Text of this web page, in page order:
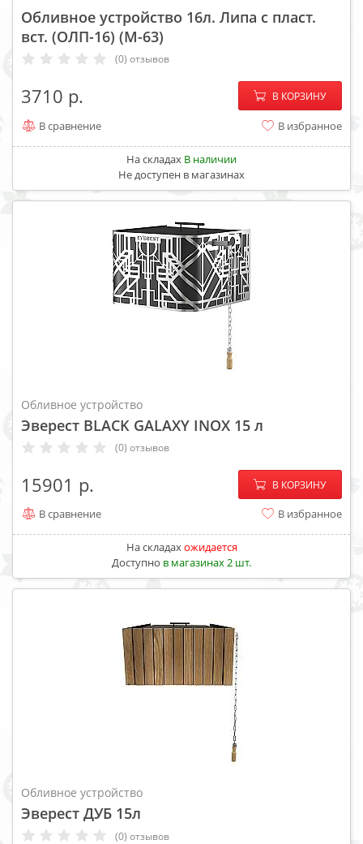
Обливное устройство 16л. Липа с пласт.
вст. (ОЛП-16) (М-63)
(0) отзывов
3710 − +
В КОРЗИНУ
В сравнение В избранное
На складах В наличии
Не доступен в магазинах
Обливное устройство
Эверест BLACK GALAXY INOX 15 л
(0) отзывов
15901 − +
В КОРЗИНУ
В сравнение В избранное
На складахожидается
Доступно в магазинах 2 шт.
Обливное устройство
Эверест ДУБ 15л
(0) отзывов